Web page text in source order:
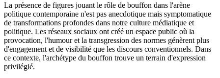
La présence de figures jouant le rôle de bouffon dans l'arène
politique contemporaine n'est pas anecdotique mais symptomatique
de transformations profondes dans notre culture médiatique et
politique. Les réseaux sociaux ont créé un espace public où la
provocation, l'humour et la transgression des normes génèrent plus
d'engagement et de visibilité que les discours conventionnels. Dans
ce contexte, l'archétype du bouffon trouve un terrain d'expression
privilégié.